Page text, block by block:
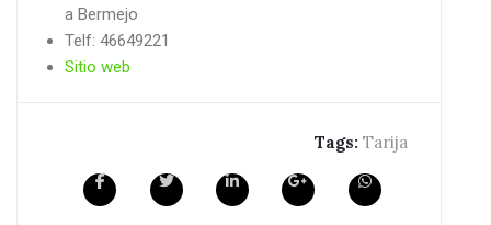
a Bermejo
Telf: 46649221
Sitio web
Tags: Tarija